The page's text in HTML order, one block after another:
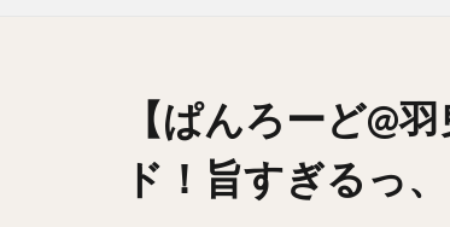
【ぱんろーど@
ド！旨すぎるっ